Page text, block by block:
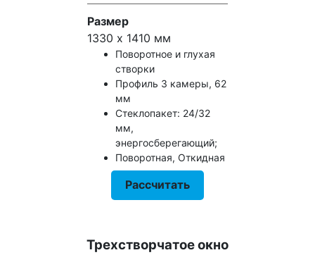
Размер
1330 х 1410 мм
Поворотное и глухая
створки
Профиль 3 камеры, 62
мм
Стеклопакет: 24/32
мм,
энергосберегающий;
Поворотная, Откидная
Рассчитать
Трехстворчатое окно